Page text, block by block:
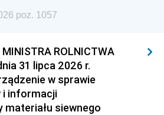
1934
1928 1927
1925 1924
1922
poz. 1057
ROLNICTWA
31 lipca 2026 r.
w sprawie
i informacji
siewnego